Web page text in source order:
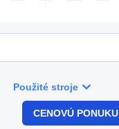
Použité stroje
CENOVÚ PONUKU